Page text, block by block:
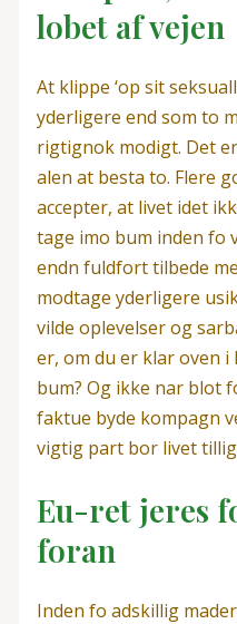
lobet af vejen
At klippe ‘op sit
yderligere end som to
rigtignok modigt. Det
alen at besta to. Flere
accepter, at livet idet
tage imo bum inden fo
endn fuldfort tilbede
modtage yderligere
vilde oplevelser og
er, om du er klar oven
bum? Og ikke nar blot
faktue byde kompagn
vigtig part bor livet
Eu-ret jeres
foran
Inden fo adskillig